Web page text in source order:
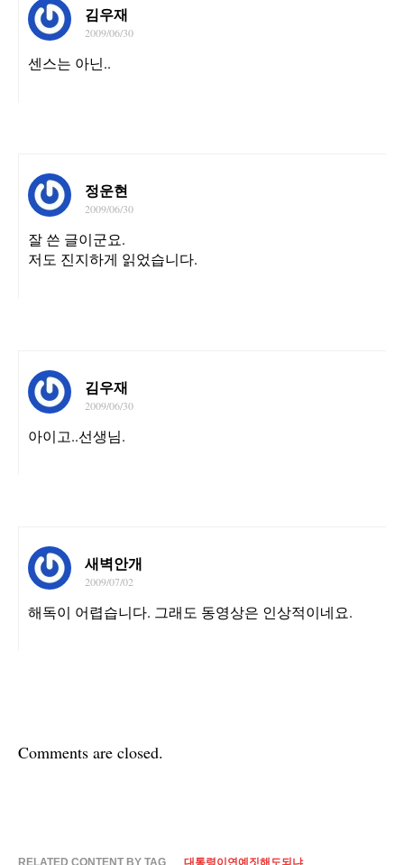
김우재
2009/06/30
센스는 아닌..
정운현
2009/06/30
잘 쓴 글이군요.
저도 진지하게 읽었습니다.
김우재
2009/06/30
아이고..선생님.
새벽안개
2009/07/02
해독이 어렵습니다. 그래도 동영상은 인상적이네요.
Comments are closed.